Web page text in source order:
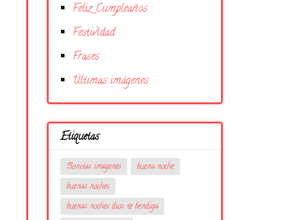
Feliz Cumpleaños
Festividad
Frases
Últimas imágenes
Etiquetas
Bonitas imágenes
buena noche
buenas noches
buenas noches dios te bendiga